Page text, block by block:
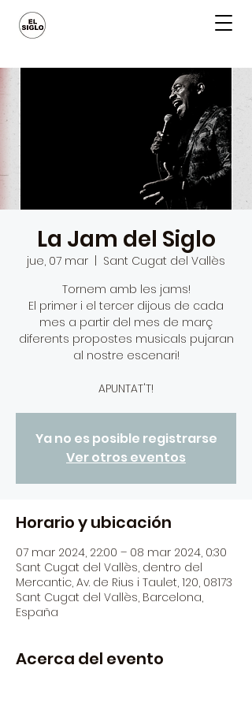
La Jam del Siglo
jue, 07 mar
Sant Cugat del Vallès
Tornem amb les jams!
El primer i el tercer dijous de cada
mes a partir del mes de març
diferents propostes musicals pujaran
al nostre escenari!
APUNTAT'T!
Ya no es posible registrarse
Ver otros eventos
Horario y ubicación
07 mar 2024, 22:00 – 08 mar 2024, 0:30
Sant Cugat del Vallès, dentro del
Mercantic, Av. de Rius i Taulet, 120, 08173
Sant Cugat del Vallès, Barcelona,
España
Acerca del evento